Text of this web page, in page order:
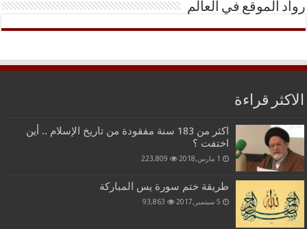
رواد الموقع في العالم
الاكثر قراءة
اكثر من 183 سنة مفقودة من تاريخ الإسلام .. أين
اختفت ؟
1 مارس,2018 223,809
طريقة ختم سورة يس المباركة
5 سبتمبر,2017 93,863